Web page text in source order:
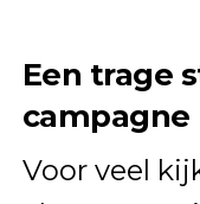
Een trage
campagne
Voor veel